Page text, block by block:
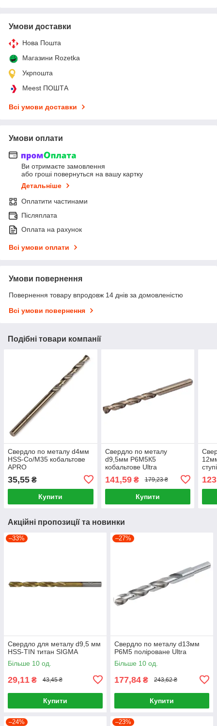
Умови доставки
Нова Пошта
Магазини Rozetka
Укрпошта
Meest ПОШТА
Всі умови доставки
Умови оплати
Ви отримаєте замовлення
або гроші повернуться на вашу картку
Детальніше
Оплатити частинами
Післяплата
Оплата на рахунок
Всі умови оплати
Умови повернення
Повернення товару впродовж 14 днів за домовленістю
Всі умови повернення
Подібні товари компанії
Свердло по металу d4мм
HSS-Co/M35 кобальтове
APRO
35,55 ₴
Купити
Свердло по металу
d9,5мм Р6М5К5
кобальтове Ultra
141,59₴ 179,23 ₴
Купити
Акційні пропозиції та новинки
–33%
Свердло для металу d9,5 мм
HSS-TIN титан SIGMA
Більше 10 од.
29,11 ₴ 43,45 ₴
Купити
–27%
Свердло по металу d13мм
P6M5 поліроване Ultra
Більше 10 од.
177,84 ₴ 243,62 ₴
Купити
–24% –23%